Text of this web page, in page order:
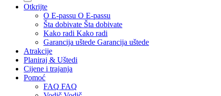
Otkrijte
O E-passu O E-passu
Šta dobivate Šta dobivate
Kako radi Kako radi
Garancija uštede Garancija uštede
Atrakcije
Planiraj & Uštedi
Cijene i trajanja
Pomoć
FAQ FAQ